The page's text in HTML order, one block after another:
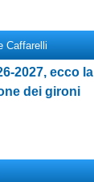
Caffarelli
2027, ecco la
dei gironi